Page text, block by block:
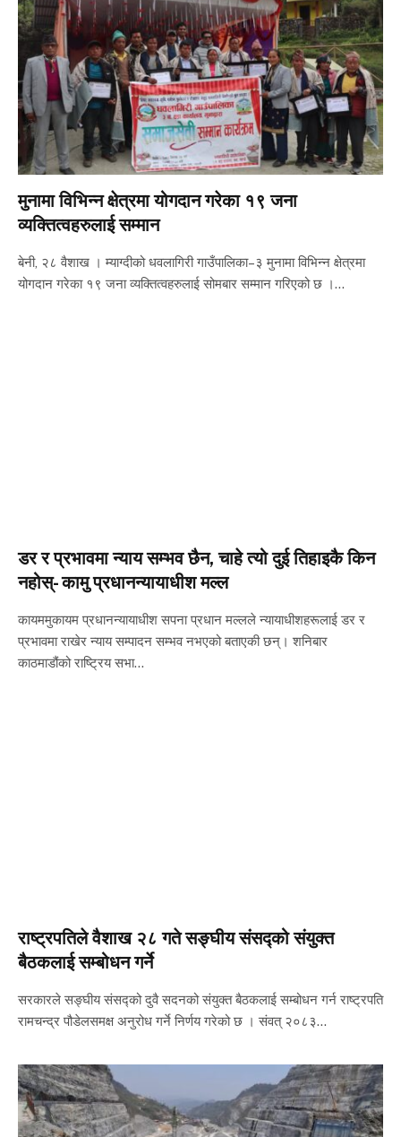
मुनामा विभिन्न क्षेत्रमा योगदान गरेका १९ जना
व्यक्तित्वहरुलाई सम्मान
बेनी, २८ वैशाख । म्याग्दीको धवलागिरी गाउँपालिका–३ मुनामा विभिन्न क्षेत्रमा
योगदान गरेका १९ जना व्यक्तित्वहरुलाई सोमबार सम्मान गरिएको छ ।…
डर र प्रभावमा न्याय सम्भव छैन, चाहे त्यो दुई तिहाइकै किन
नहोस्- कामु प्रधानन्यायाधीश मल्ल
कायममुकायम प्रधानन्यायाधीश सपना प्रधान मल्लले न्यायाधीशहरूलाई डर र
प्रभावमा राखेर न्याय सम्पादन सम्भव नभएको बताएकी छन्। शनिबार
काठमाडौंको राष्ट्रिय सभा…
राष्ट्रपतिले वैशाख २८ गते सङ्घीय संसद्को संयुक्त
बैठकलाई सम्बोधन गर्ने
सरकारले सङ्घीय संसद्को दुवै सदनको संयुक्त बैठकलाई सम्बोधन गर्न राष्ट्रपति
रामचन्द्र पौडेलसमक्ष अनुरोध गर्ने निर्णय गरेको छ । संवत् २०८३…